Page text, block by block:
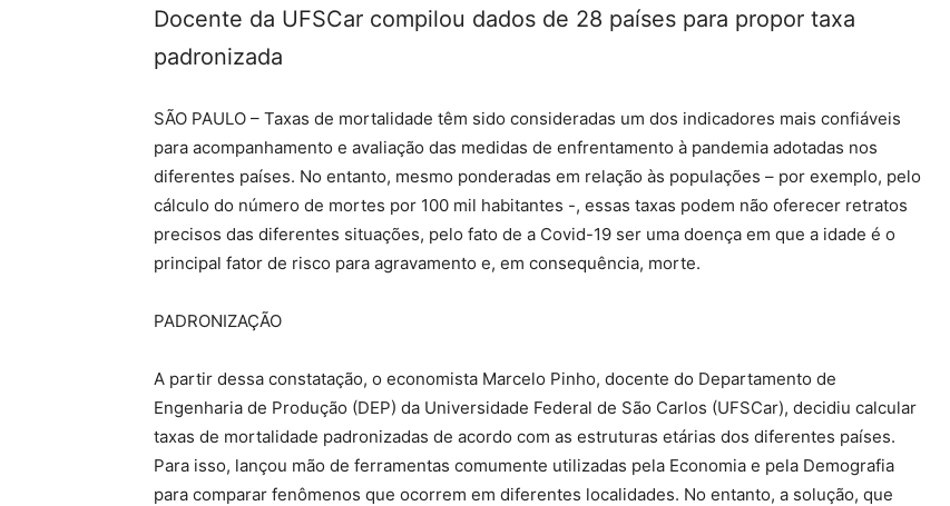
Docente da UFSCar compilou dados de 28 países para propor taxa
padronizada
SÃO PAULO – Taxas de mortalidade têm sido consideradas um dos indicadores mais confiáveis
para acompanhamento e avaliação das medidas de enfrentamento à pandemia adotadas nos
diferentes países. No entanto, mesmo ponderadas em relação às populações – por exemplo, pelo
cálculo do número de mortes por 100 mil habitantes -, essas taxas podem não oferecer retratos
precisos das diferentes situações, pelo fato de a Covid-19 ser uma doença em que a idade é o
principal fator de risco para agravamento e, em consequência, morte.
PADRONIZAÇÃO
A partir dessa constatação, o economista Marcelo Pinho, docente do Departamento de
Engenharia de Produção (DEP) da Universidade Federal de São Carlos (UFSCar), decidiu calcular
taxas de mortalidade padronizadas de acordo com as estruturas etárias dos diferentes países.
Para isso, lançou mão de ferramentas comumente utilizadas pela Economia e pela Demografia
para comparar fenômenos que ocorrem em diferentes localidades. No entanto, a solução, que